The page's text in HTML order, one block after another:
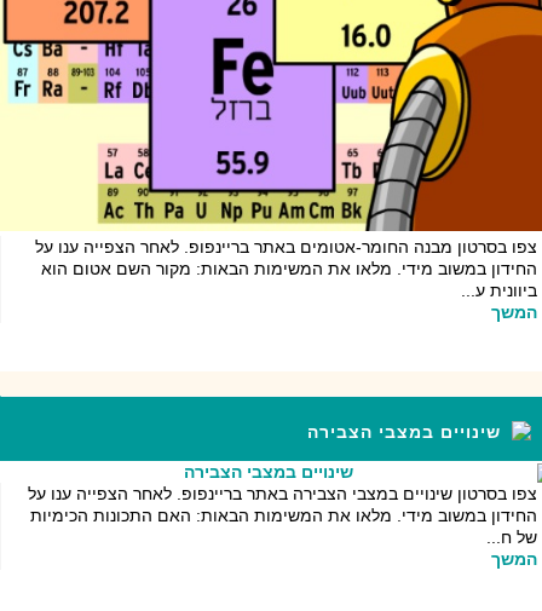
צפו בסרטון מבנה החומר-אטומים באתר בריינפופ. לאחר הצפייה ענו על
החידון במשוב מידי. מלאו את המשימות הבאות: מקור השם אטום הוא
ביוונית ע...
המשך
שינויים במצבי הצבירה
צפו בסרטון שינויים במצבי הצבירה באתר בריינפופ. לאחר הצפייה ענו על
החידון במשוב מידי. מלאו את המשימות הבאות: האם התכונות הכימיות
של ח...
המשך